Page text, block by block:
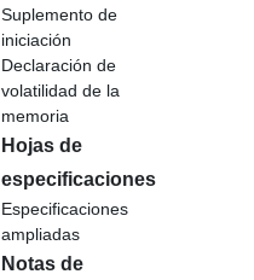
Suplemento de
iniciación
Declaración de
volatilidad de la
memoria
Hojas de
especificaciones
Especificaciones
ampliadas
Notas de